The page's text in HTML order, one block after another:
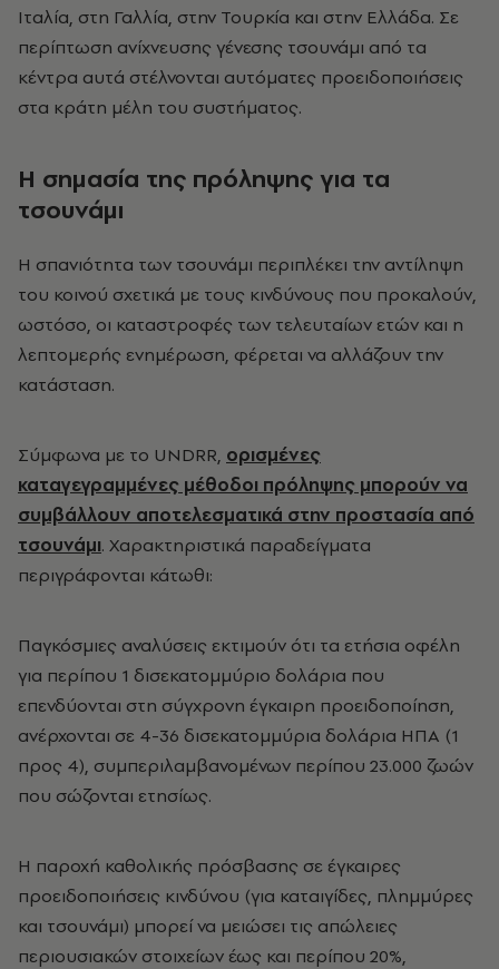
Ιταλία, στη Γαλλία, στην Τουρκία και στην Ελλάδα. Σε
περίπτωση ανίχνευσης γένεσης τσουνάμι από τα
κέντρα αυτά στέλνονται αυτόματες προειδοποιήσεις
στα κράτη μέλη του συστήματος.
Η σημασία της πρόληψης για τα
τσουνάμι
Η σπανιότητα των τσουνάμι περιπλέκει την αντίληψη
του κοινού σχετικά με τους κινδύνους που προκαλούν,
ωστόσο, οι καταστροφές των τελευταίων ετών και η
λεπτομερής ενημέρωση, φέρεται να αλλάζουν την
κατάσταση.
Σύμφωνα με το UNDRR, ορισμένες
καταγεγραμμένες μέθοδοι πρόληψης μπορούν να
συμβάλλουν αποτελεσματικά στην προστασία από
τσουνάμι. Χαρακτηριστικά παραδείγματα
περιγράφονται κάτωθι:
Παγκόσμιες αναλύσεις εκτιμούν ότι τα ετήσια οφέλη
για περίπου 1 δισεκατομμύριο δολάρια που
επενδύονται στη σύγχρονη έγκαιρη προειδοποίηση,
ανέρχονται σε 4-36 δισεκατομμύρια δολάρια ΗΠΑ (1
προς 4), συμπεριλαμβανομένων περίπου 23.000 ζωών
που σώζονται ετησίως.
Η παροχή καθολικής πρόσβασης σε έγκαιρες
προειδοποιήσεις κινδύνου (για καταιγίδες, πλημμύρες
και τσουνάμι) μπορεί να μειώσει τις απώλειες
περιουσιακών στοιχείων έως και περίπου 20%,